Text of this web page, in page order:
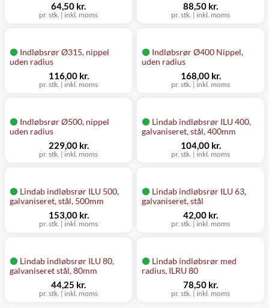
pr. stk. | inkl. moms
64,50 kr.
pr. stk. | inkl. moms
88,50 kr.
Indløbsrør Ø315, nippel
uden radius
pr. stk. | inkl. moms
116,00 kr.
Indløbsrør Ø400 Nippel,
uden radius
pr. stk. | inkl. moms
168,00 kr.
Indløbsrør Ø500, nippel
uden radius
pr. stk. | inkl. moms
229,00 kr.
Lindab indløbsrør ILU 400,
galvaniseret, stål, 400mm
pr. stk. | inkl. moms
104,00 kr.
Lindab indløbsrør ILU 500,
galvaniseret, stål, 500mm
pr. stk. | inkl. moms
153,00 kr.
Lindab indløbsrør ILU 63,
galvaniseret, stål
pr. stk. | inkl. moms
42,00 kr.
Lindab indløbsrør ILU 80,
galvaniseret stål, 80mm
pr. stk. | inkl. moms
44,25 kr.
Lindab indløbsrør med
radius, ILRU 80
pr. stk. | inkl. moms
78,50 kr.